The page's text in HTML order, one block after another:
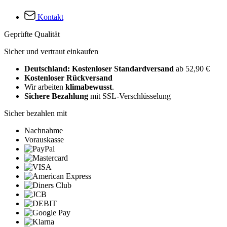
Kontakt
Geprüfte Qualität
Sicher und vertraut einkaufen
Deutschland: Kostenloser Standardversand ab 52,90 €
Kostenloser Rückversand
Wir arbeiten klimabewusst.
Sichere Bezahlung mit SSL-Verschlüsselung
Sicher bezahlen mit
Nachnahme
Vorauskasse